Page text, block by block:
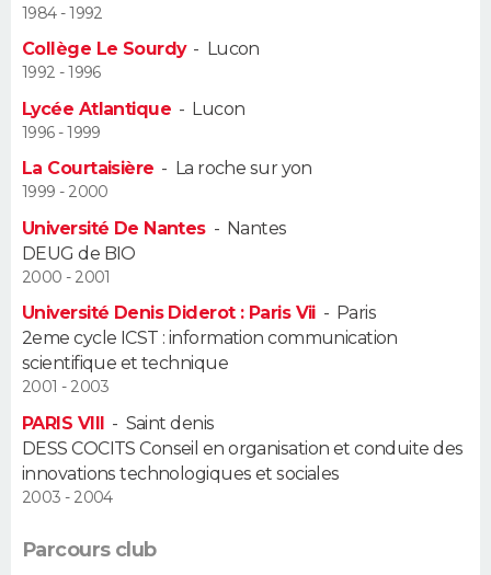
Alimentation
Guide de la santé
Maladies
Médicaments
Sommeil
VOYAGE
PHOTO
CARTE DE VOEUX
DICTIONNAIRE
Dictionnaire
Biographies
Citations
Expressions
Proverbes
PROGRAMME TV
S'inscrire
Se connecter
Lycées
Collèges
Primaires
Universités
Entreprises
Service militaire
Avis de recherche
AVIS DE DÉCÈS
Bricolage
Lifestyle
Culture
Sport
Auto
Television
Voyage
Cinema
1984 - 1992
Collège Le Sourdy- Lucon
1992 - 1996
Lycée Atlantique - Lucon
1996 - 1999
La Courtaisière - La roche sur yon
1999 - 2000
Université De Nantes- Nantes
DEUG de BIO
2000 - 2001
Université Denis Diderot : Paris Vii- Paris
2eme cycle ICST : information communication
scientifique et technique
2001 - 2003
PARIS VIII - Saint denis
DESS COCITS Conseil en organisation et conduite des
innovations technologiques et sociales
2003 - 2004
Parcours club